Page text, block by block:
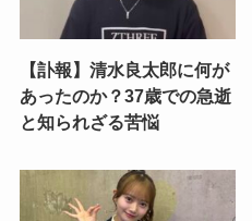
【訃報】清水良太郎に何が
あったのか？37歳での急逝
と知られざる苦悩